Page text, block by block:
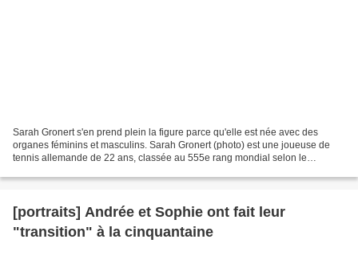
Sarah Gronert s'en prend plein la figure parce qu'elle est née avec des
organes féminins et masculins. Sarah Gronert (photo) est une joueuse de
tennis allemande de 22 ans, classée au 555e rang mondial selon le
[portraits] Andrée et Sophie ont fait leur
"transition" à la cinquantaine